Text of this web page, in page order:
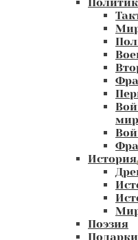
История
Поэзия
Подарки